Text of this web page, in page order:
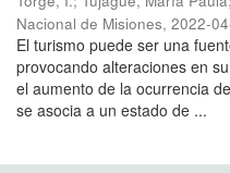
Nacional de Misiones, 2022-
El turismo puede ser una
provocando alteraciones en
el aumento de la ocurrencia
se asocia a un estado de ...